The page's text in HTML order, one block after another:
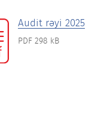
Audit rəyi 2025
PDF 298 kB